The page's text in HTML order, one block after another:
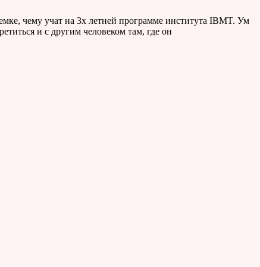
чему учат на 3х летней программе института IBMT. Ум
и с другим человеком там, где он